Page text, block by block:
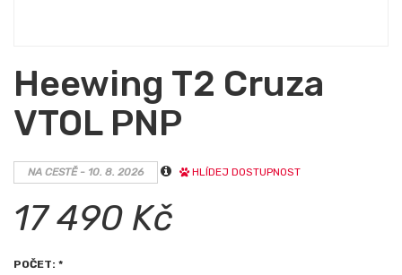
Heewing T2 Cruza
VTOL PNP
NA CESTĚ - 10. 8. 2026 HLÍDEJ DOSTUPNOST
17 490 Kč
POČET: *